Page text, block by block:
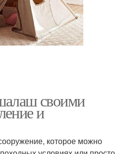
своими
и
которое можно